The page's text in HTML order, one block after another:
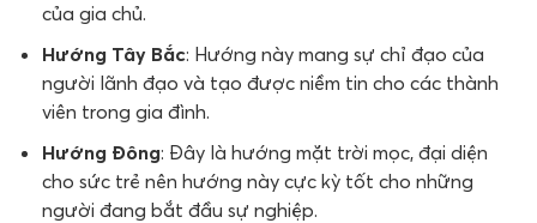
của gia chủ.
Hướng Tây Bắc: Hướng này mang sự chỉ đạo của
người lãnh đạo và tạo được niềm tin cho các thành
viên trong gia đình.
Hướng Đông: Đây là hướng mặt trời mọc, đại diện
cho sức trẻ nên hướng này cực kỳ tốt cho những
người đang bắt đầu sự nghiệp.